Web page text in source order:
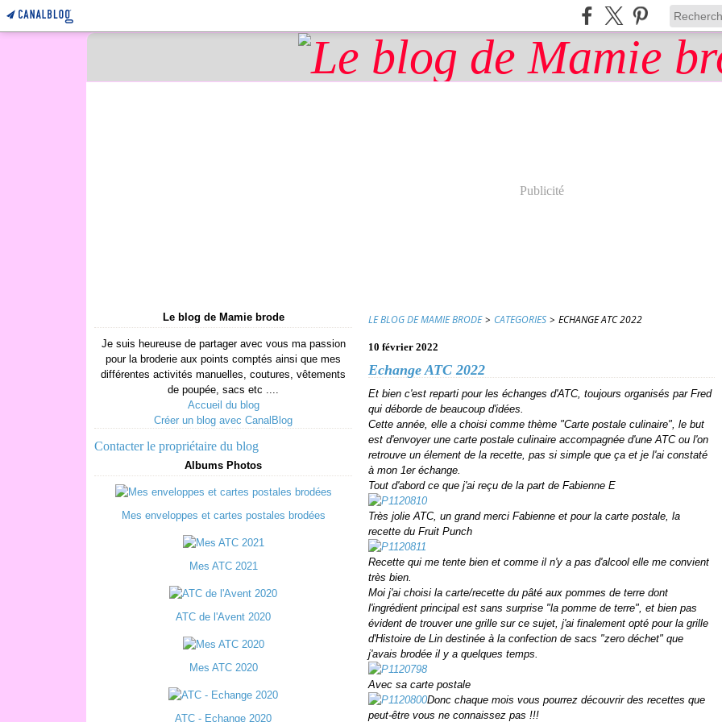
Publicité
Le blog de Mamie brode
Je suis heureuse de partager avec vous ma passion
pour la broderie aux points comptés ainsi que mes
différentes activités manuelles, coutures, vêtements
de poupée, sacs etc ....
Accueil du blog
Créer un blog avec CanalBlog
Contacter le propriétaire du blog
Albums Photos
Mes enveloppes et cartes postales brodées
Mes ATC 2021
ATC de l'Avent 2020
Mes ATC 2020
ATC - Echange 2020
LE BLOG DE MAMIE BRODE > CATEGORIES > ECHANGE ATC 2022
10 février 2022
Echange ATC 2022
Et bien c'est reparti pour les échanges d'ATC, toujours organisés par Fred
qui déborde de beaucoup d'idées.
Cette année, elle a choisi comme thème "Carte postale culinaire", le but
est d'envoyer une carte postale culinaire accompagnée d'une ATC ou l'on
retrouve un élement de la recette, pas si simple que ça et je l'ai constaté
à mon 1er échange.
Tout d'abord ce que j'ai reçu de la part de Fabienne E
Très jolie ATC, un grand merci Fabienne et pour la carte postale, la
recette du Fruit Punch
Recette qui me tente bien et comme il n'y a pas d'alcool elle me convient
très bien.
Moi j'ai choisi la carte/recette du pâté aux pommes de terre dont
l'ingrédient principal est sans surprise "la pomme de terre", et bien pas
évident de trouver une grille sur ce sujet, j'ai finalement opté pour la grille
d'Histoire de Lin destinée à la confection de sacs "zero déchet" que
j'avais brodée il y a quelques temps.
Avec sa carte postale
Donc chaque mois vous pourrez découvrir des recettes que
peut-être vous ne connaissez pas !!!